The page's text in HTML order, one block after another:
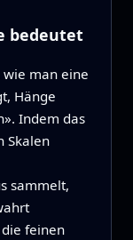
bedeutet
wie man eine
Hänge
Indem das
Skalen
sammelt,
feinen